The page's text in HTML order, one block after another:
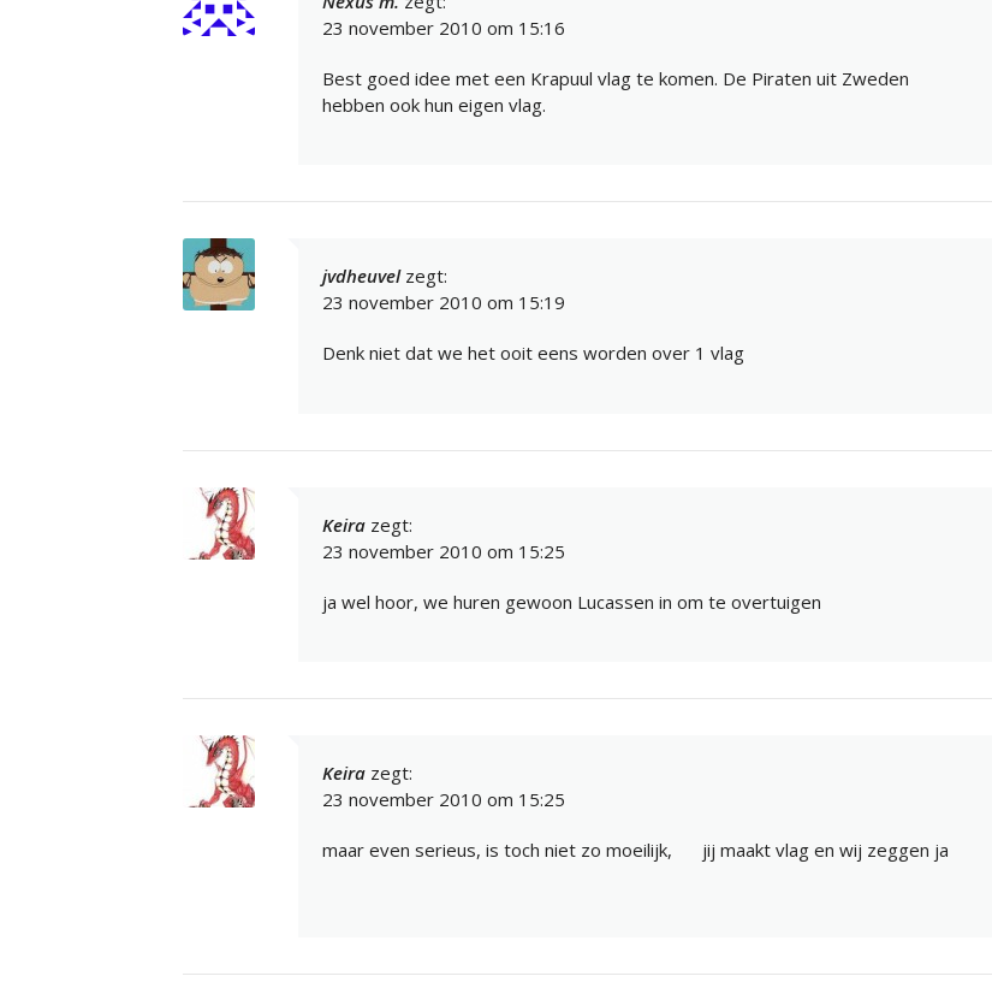
23 november 2010 om 15:16
Best goed idee met een Krapuul vlag te komen. De Piraten uit Zweden
hebben ook hun eigen vlag.
jvdheuvel zegt:
23 november 2010 om 15:19
Denk niet dat we het ooit eens worden over 1 vlag
Keira zegt:
23 november 2010 om 15:25
ja wel hoor, we huren gewoon Lucassen in om te overtuigen
Keira zegt:
23 november 2010 om 15:25
maar even serieus, is toch niet zo moeilijk, jij maakt vlag en wij zeggen ja